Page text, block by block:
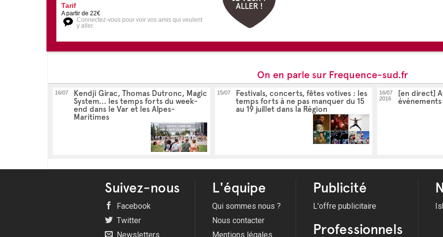
Tarif
A partir de 22€
Connectez-vous pour voir vos amis qui veulent
y aller.
ALLER !
On en parle sur Frequence-sud.fr
16/07
Kendji Girac, Thomas Dutronc, Magic
System... les temps forts du week-
end dans le Var et les Alpes-
Maritimes
15/07
Festivals, concerts, fêtes votives : les
temps forts à ne pas manquer du 15
au 19 juillet dans la Région
16/07
2016
[en direct]
Suivez-nous
Facebook
Twitter
Newsletters
L'équipe
Qui sommes nous ?
Nous contacter
Mentions légales
Publicité
L'offre publicitaire
Professionnels